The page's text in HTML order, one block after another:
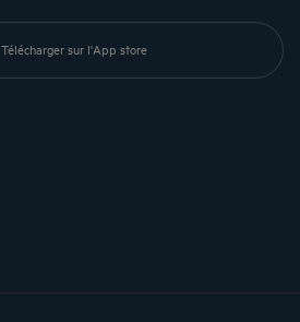
Télécharger sur l'App store